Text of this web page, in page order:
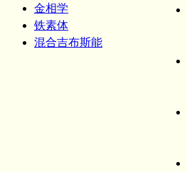
金相学
铁素体
混合吉布斯能